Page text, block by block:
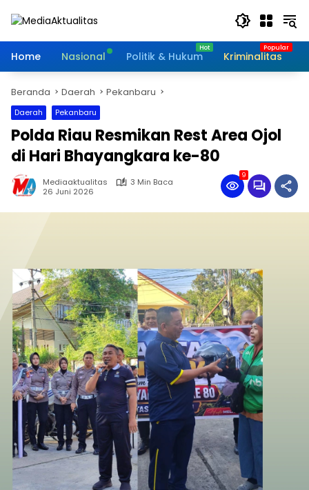
Home
Nasional Politik & Hukum Kriminalitas
Beranda Daerah Pekanbaru
Daerah Pekanbaru
Polda Riau Resmikan Rest Area Ojol
di Hari Bhayangkara ke-80
Mediaaktualitas
3 Min Baca
26 Juni 2026
9